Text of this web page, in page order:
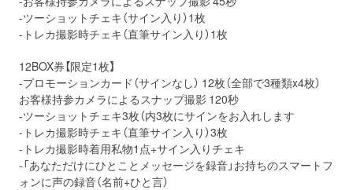
-ツーショットチェキ（サイン入り）1枚
-トレカ撮影時チェキ（直筆サイン入り）1枚
12BOX券【限定1枚】
-プロモーションカード（サインなし） 12枚（全部で3種類x4枚）
お客様持参カメラによるスナップ撮影 120秒
-ツーショットチェキ3枚（内3枚にサインをお入れします
-トレカ撮影時チェキ（直筆サイン入り）3枚
-トレカ撮影時着用私物1点+サイン入りチェキ
-「あなただけにひとことメッセージを録音」お持ちのスマートフ
ォンに声の録音（名前+ひと言）